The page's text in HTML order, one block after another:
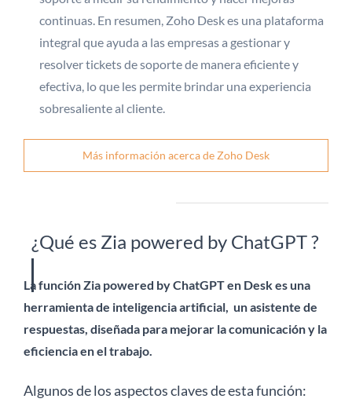
continuas. En resumen, Zoho Desk es una plataforma
integral que ayuda a las empresas a gestionar y
resolver tickets de soporte de manera eficiente y
efectiva, lo que les permite brindar una experiencia
sobresaliente al cliente.
Más información acerca de Zoho Desk
¿Qué es Zia powered by ChatGPT ?
La función Zia powered by ChatGPT en Desk es una
herramienta de inteligencia artificial, un asistente de
respuestas, diseñada para mejorar la comunicación y la
eficiencia en el trabajo.
Algunos de los aspectos claves de esta función: